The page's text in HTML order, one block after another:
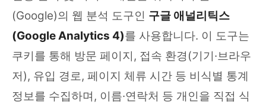
(Google)의 웹 분석 도구인 구글 애널리틱스
(Google Analytics 4)를 사용합니다. 이 도구는
쿠키를 통해 방문 페이지, 접속 환경(기기·브라우
저), 유입 경로, 페이지 체류 시간 등 비식별 통계
정보를 수집하며, 이름·연락처 등 개인을 직접 식